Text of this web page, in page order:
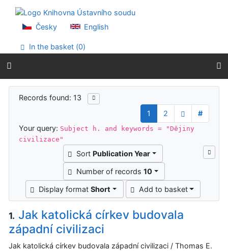
Go to menu
Accessibility declaration
Česky English
In the basket (0)
Search results
Records found: 13
1
2
#
Your query: Subject h. and keywords = "Dějiny
civilizace"
Sort Publication Year
Number of records 10
Display formatShort Add to basket
1. Jak katolická církev budovala
západní civilizaci
Jak katolická církev budovala západní civilizaci / Thomas E.